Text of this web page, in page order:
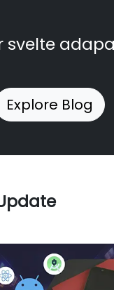
svelte
Explore Blog